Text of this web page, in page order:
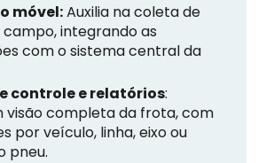
móvel:Auxilia na coleta de
integrando as
com o sistema central da
controle e relatórios:
visão completa da frota, com
por veículo, linha, eixo ou
pneu.